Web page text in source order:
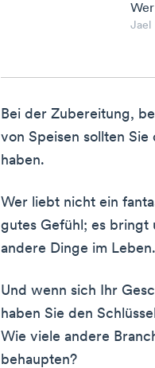
Jael
Bei der Zubereitung,
von Speisen sollten
haben.
Wer liebt nicht ein
gutes Gefühl; es bringt
andere Dinge im
Und wenn sich Ihr
haben Sie den
Wie viele andere
behaupten?